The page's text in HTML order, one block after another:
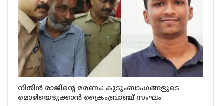
നിതിൻ രാജിന്റെ മരണം: കുടുംബാംഗങ്ങളുടെ
മൊഴിയെടുക്കാൻ ക്രൈംബ്രാഞ്ച് സംഘം